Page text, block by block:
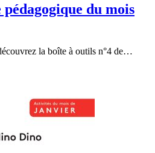
du mois
la boîte à outils n°4 de…